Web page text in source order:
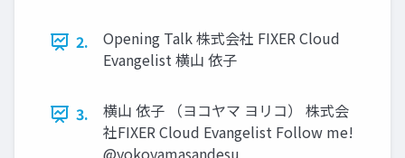
2.
Opening Talk 株式会社 FIXER Cloud
Evangelist 横⼭ 依⼦
3.
横⼭ 依⼦ （ヨコヤマ ヨリコ） 株式会
社FIXER Cloud Evangelist Follow me!